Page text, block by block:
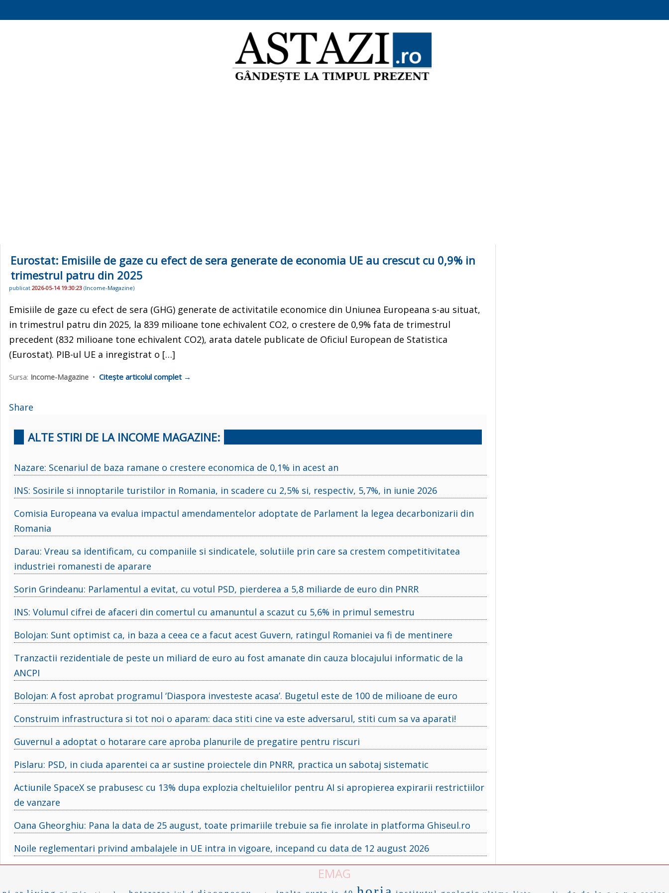
Eurostat: Emisiile de gaze cu efect de sera generate de economia UE au crescut cu 0,9% in
trimestrul patru din 2025
publicat 2026-05-14 19:30:23 (Income-Magazine)
Emisiile de gaze cu efect de sera (GHG) generate de activitatile economice din Uniunea Europeana s-au situat,
in trimestrul patru din 2025, la 839 milioane tone echivalent CO2, o crestere de 0,9% fata de trimestrul
precedent (832 milioane tone echivalent CO2), arata datele publicate de Oficiul European de Statistica
(Eurostat). PIB-ul UE a inregistrat o […]
Sursa: Income-Magazine • Citește articolul complet →
Share
ALTE STIRI DE LA INCOME MAGAZINE:
Nazare: Scenariul de baza ramane o crestere economica de 0,1% in acest an
INS: Sosirile si innoptarile turistilor in Romania, in scadere cu 2,5% si, respectiv, 5,7%, in iunie 2026
Comisia Europeana va evalua impactul amendamentelor adoptate de Parlament la legea decarbonizarii din
Romania
Darau: Vreau sa identificam, cu companiile si sindicatele, solutiile prin care sa crestem competitivitatea
industriei romanesti de aparare
Sorin Grindeanu: Parlamentul a evitat, cu votul PSD, pierderea a 5,8 miliarde de euro din PNRR
INS: Volumul cifrei de afaceri din comertul cu amanuntul a scazut cu 5,6% in primul semestru
Bolojan: Sunt optimist ca, in baza a ceea ce a facut acest Guvern, ratingul Romaniei va fi de mentinere
Tranzactii rezidentiale de peste un miliard de euro au fost amanate din cauza blocajului informatic de la
ANCPI
Bolojan: A fost aprobat programul ‘Diaspora investeste acasa’. Bugetul este de 100 de milioane de euro
Construim infrastructura si tot noi o aparam: daca stiti cine va este adversarul, stiti cum sa va aparati!
Guvernul a adoptat o hotarare care aproba planurile de pregatire pentru riscuri
Pislaru: PSD, in ciuda aparentei ca ar sustine proiectele din PNRR, practica un sabotaj sistematic
Actiunile SpaceX se prabusesc cu 13% dupa explozia cheltuielilor pentru AI si apropierea expirarii restrictiilor
de vanzare
Oana Gheorghiu: Pana la data de 25 august, toate primariile trebuie sa fie inrolate in platforma Ghiseul.ro
Noile reglementari privind ambalajele in UE intra in vigoare, incepand cu data de 12 august 2026
EMAG